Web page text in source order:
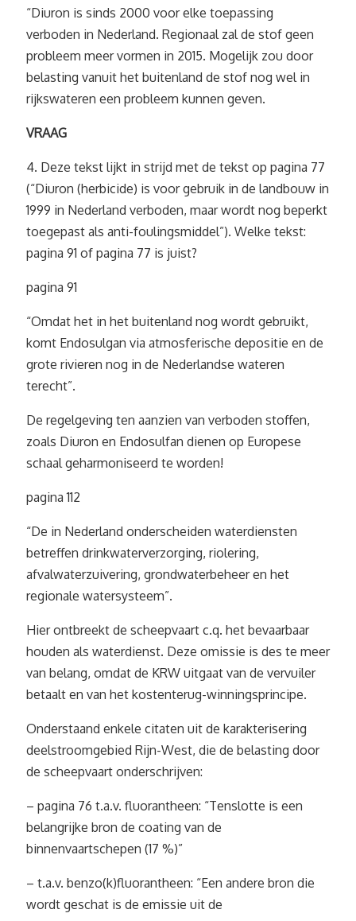
“Diuron is sinds 2000 voor elke toepassing
verboden in Nederland. Regionaal zal de stof geen
probleem meer vormen in 2015. Mogelijk zou door
belasting vanuit het buitenland de stof nog wel in
rijkswateren een probleem kunnen geven.
VRAAG
4. Deze tekst lijkt in strijd met de tekst op pagina 77
(“Diuron (herbicide) is voor gebruik in de landbouw in
1999 in Nederland verboden, maar wordt nog beperkt
toegepast als anti-foulingsmiddel”). Welke tekst:
pagina 91 of pagina 77 is juist?
pagina 91
“Omdat het in het buitenland nog wordt gebruikt,
komt Endosulgan via atmosferische depositie en de
grote rivieren nog in de Nederlandse wateren
terecht”.
De regelgeving ten aanzien van verboden stoffen,
zoals Diuron en Endosulfan dienen op Europese
schaal geharmoniseerd te worden!
pagina 112
“De in Nederland onderscheiden waterdiensten
betreffen drinkwaterverzorging, riolering,
afvalwaterzuivering, grondwaterbeheer en het
regionale watersysteem”.
Hier ontbreekt de scheepvaart c.q. het bevaarbaar
houden als waterdienst. Deze omissie is des te meer
van belang, omdat de KRW uitgaat van de vervuiler
betaalt en van het kostenterug-winningsprincipe.
Onderstaand enkele citaten uit de karakterisering
deelstroomgebied Rijn-West, die de belasting door
de scheepvaart onderschrijven:
– pagina 76 t.a.v. fluorantheen: “Tenslotte is een
belangrijke bron de coating van de
binnenvaartschepen (17 %)”
– t.a.v. benzo(k)fluorantheen: “Een andere bron die
wordt geschat is de emissie uit de